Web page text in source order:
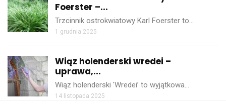
Foerster –...
Trzcinnik ostrokwiatowy Karl Foerster to…
1 grudnia 2025
Wiąz holenderski wredei –
uprawa,...
Wiąz holenderski 'Wredei’ to wyjątkowa…
14 listopada 2025